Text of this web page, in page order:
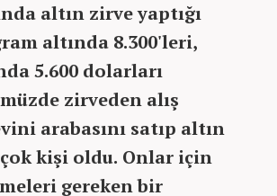
altın zirve yaptığı
altında 8.300'leri,
5.600 dolarları
zirveden alış
arabasını satıp altın
kişi oldu. Onlar için
gereken bir